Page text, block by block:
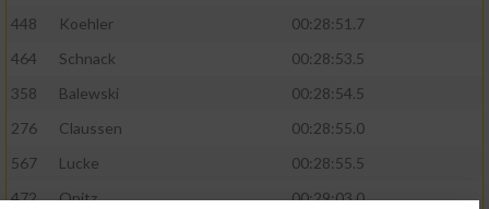
448
Koehler
00:28:51.7
464
Schnack
00:28:53.5
358
Balewski
00:28:54.5
276
Claussen
00:28:55.0
567
Lucke
00:28:55.5
472
Opitz
00:29:03.0